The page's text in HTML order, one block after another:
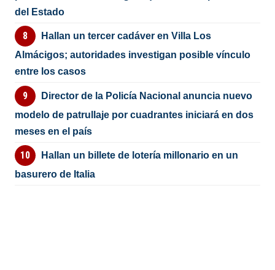
del Estado
Hallan un tercer cadáver en Villa Los
Almácigos; autoridades investigan posible vínculo
entre los casos
Director de la Policía Nacional anuncia nuevo
modelo de patrullaje por cuadrantes iniciará en dos
meses en el país
Hallan un billete de lotería millonario en un
basurero de Italia